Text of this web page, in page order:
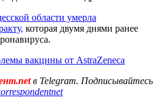
области умерла
которая двумя днями ранее
вакцины от AstraZeneca
в Telegram. Подписывайтесь